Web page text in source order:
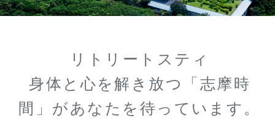
リトリートスティ
身体と心を解き放つ「志摩時
間」があなたを待っています。